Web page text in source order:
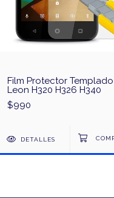
Film Protector Templado
Leon H320 H326 H340
$990
DETALLES